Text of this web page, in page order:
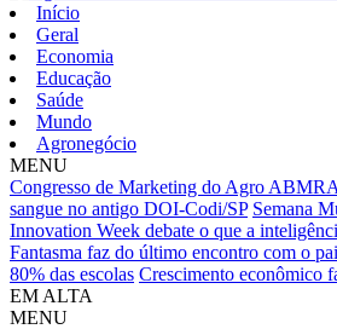
Início
Geral
Economia
Educação
Saúde
Mundo
Agronegócio
MENU
Congresso de Marketing do Agro
sangue no antigo DOI-Codi/SP Semana
Innovation Week debate o que a
Fantasma faz do último encontro com o
80% das escolas Crescimento econômico
EM ALTA
MENU